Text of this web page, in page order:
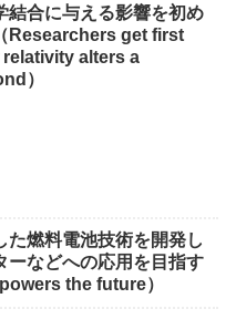
結合に与える影響を初め
Researchers get first
relativity alters a
）
た燃料電池技術を開発し
ーなどへの応用を目指す
the future）